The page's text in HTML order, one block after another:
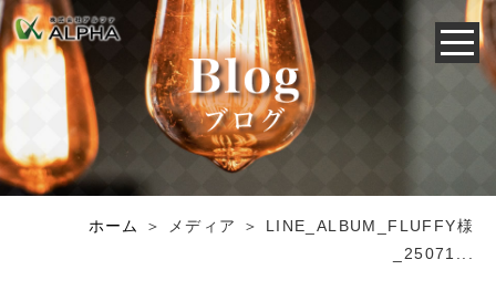
ホーム
＞ メディア ＞ LINE_ALBUM_FLUFFY様
_25071...